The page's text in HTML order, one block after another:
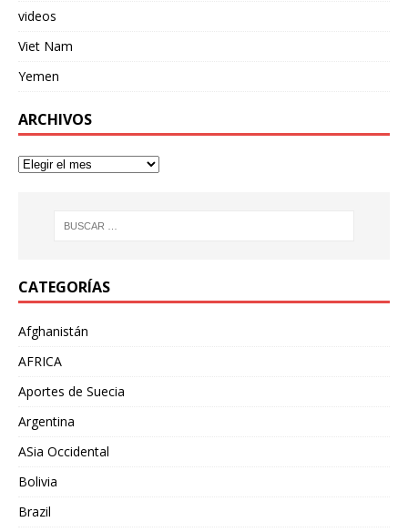
videos
Viet Nam
Yemen
ARCHIVOS
CATEGORÍAS
Afghanistán
AFRICA
Aportes de Suecia
Argentina
ASia Occidental
Bolivia
Brazil